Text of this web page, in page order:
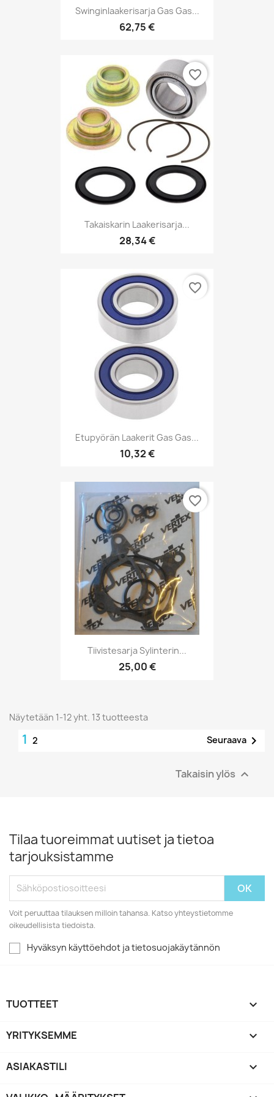
Swinginlaakerisarja Gas Gas...
62,75 €
Takaiskarin Laakerisarja...
28,34 €
favorite_border
Etupyörän Laakerit Gas Gas...
10,32 €
favorite_border
Tiivistesarja Sylinterin...
25,00 €
favorite_border
Näytetään 1-12 yht. 13 tuotteesta
1 2 Seuraava 
Takaisin ylös 
Tilaa tuoreimmat uutiset ja tietoa
tarjouksistamme
Voit peruuttaa tilauksen milloin tahansa. Katso yhteystietomme
oikeudellisista tiedoista.
Hyväksyn käyttöehdot ja tietosuojakäytännön
TUOTTEET 
YRITYKSEMME 
ASIAKASTILI 